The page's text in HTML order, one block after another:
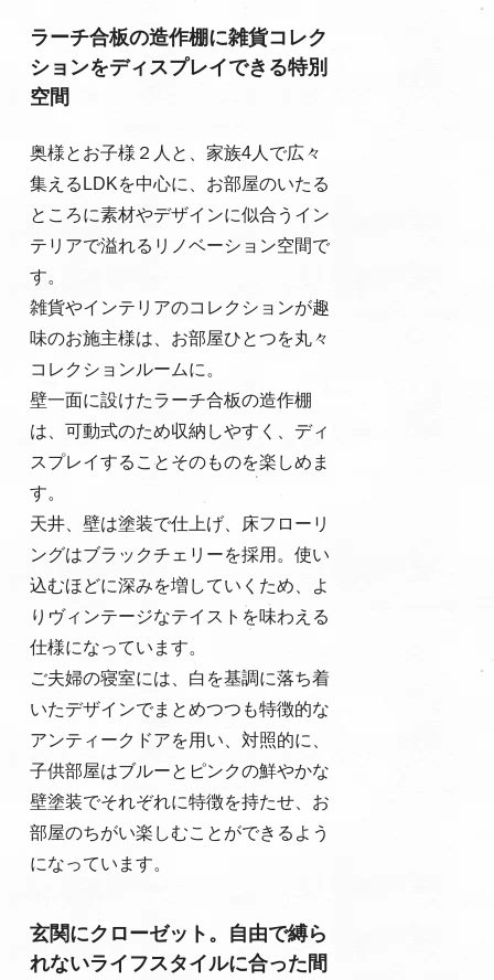
ラーチ合板の造作棚に雑貨コレク
ションをディスプレイできる特別
空間
奥様とお子様２人と、家族4人で広々
集えるLDKを中心に、お部屋のいたる
ところに素材やデザインに似合うイン
テリアで溢れるリノベーション空間で
す。
雑貨やインテリアのコレクションが趣
味のお施主様は、お部屋ひとつを丸々
コレクションルームに。
壁一面に設けたラーチ合板の造作棚
は、可動式のため収納しやすく、ディ
スプレイすることそのものを楽しめま
す。
天井、壁は塗装で仕上げ、床フローリ
ングはブラックチェリーを採用。使い
込むほどに深みを増していくため、よ
りヴィンテージなテイストを味わえる
仕様になっています。
ご夫婦の寝室には、白を基調に落ち着
いたデザインでまとめつつも特徴的な
アンティークドアを用い、対照的に、
子供部屋はブルーとピンクの鮮やかな
壁塗装でそれぞれに特徴を持たせ、お
部屋のちがい楽しむことができるよう
になっています。
玄関にクローゼット。自由で縛ら
れないライフスタイルに合った間